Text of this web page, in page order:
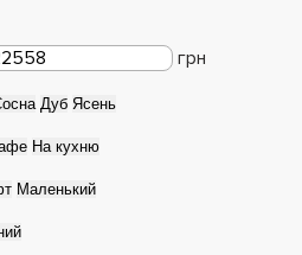
грн
Дуб Ясень
На кухню
Маленький